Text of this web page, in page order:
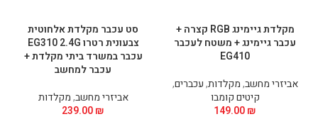
מקלדת גיימינג RGB קצרה +
עכבר גיימינג + משטח לעכבר
EG410
אביזרי מחשב,מקלדות,עכברים,
קיטים קומבו
149.00₪
סט עכבר מקלדת אלחוטית
צבעונית רטרו EG310 2.4G
עכבר במשרד ביתי מקלדת +
עכבר למחשב
אביזרי מחשב,מקלדות
239.00₪